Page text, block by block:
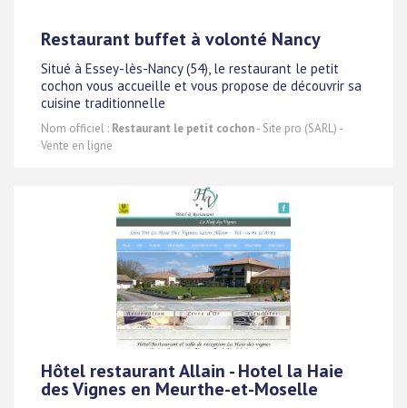
Restaurant buffet à volonté Nancy
Situé à Essey-lès-Nancy (54), le restaurant le petit
cochon vous accueille et vous propose de découvrir sa
cuisine traditionnelle
Nom officiel : Restaurant le petit cochon- Site pro (SARL) -
Vente en ligne
Hôtel restaurant Allain - Hotel la Haie
des Vignes en Meurthe-et-Moselle